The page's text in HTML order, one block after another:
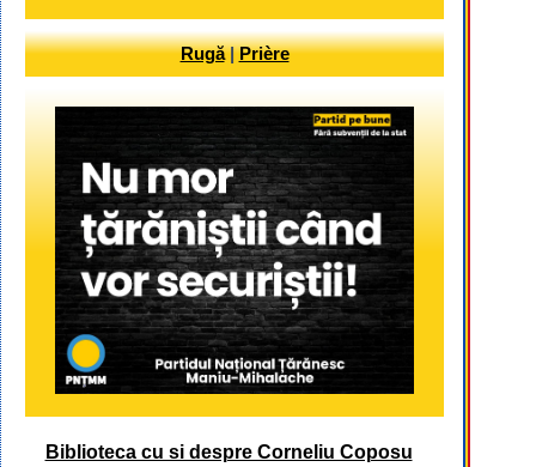
Rugă|Prière
Biblioteca cu si despre Corneliu Coposu